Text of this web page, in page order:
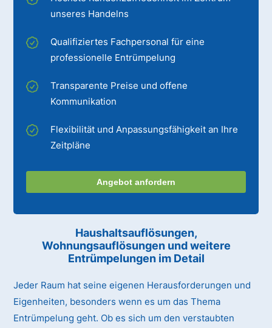
unseres Handelns
Qualifiziertes Fachpersonal für eine
professionelle Entrümpelung
Transparente Preise und offene
Kommunikation
Flexibilität und Anpassungsfähigkeit an Ihre
Zeitpläne
Angebot anfordern
Haushaltsauflösungen,
Wohnungsauflösungen und weitere
Entrümpelungen im Detail
Jeder Raum hat seine eigenen Herausforderungen und
Eigenheiten, besonders wenn es um das Thema
Entrümpelung geht. Ob es sich um den verstaubten